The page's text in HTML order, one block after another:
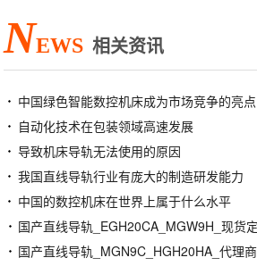
NEWS 相关资讯
中国绿色智能数控机床成为市场竞争的亮点
自动化技术在包装领域高速发展
导致机床导轨无法使用的原因
我国直线导轨行业有庞大的制造研发能力
中国的数控机床在世界上属于什么水平